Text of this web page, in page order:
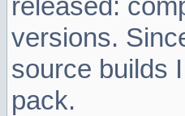
released:
versions.
source builds
pack.